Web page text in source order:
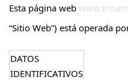
Esta página web
“Sitio Web”) está operada
DATOS
IDENTIFICATIVOS